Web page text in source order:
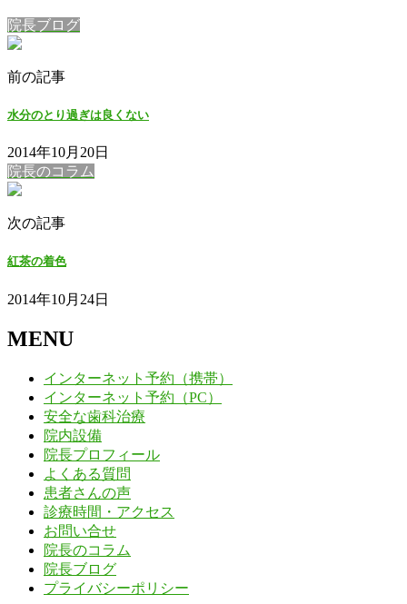
院長ブログ
前の記事
水分のとり過ぎは良くない
2014年10月20日
院長のコラム
次の記事
紅茶の着色
2014年10月24日
MENU
インターネット予約（携帯）
インターネット予約（PC）
安全な歯科治療
院内設備
院長プロフィール
よくある質問
患者さんの声
診療時間・アクセス
お問い合せ
院長のコラム
院長ブログ
プライバシーポリシー